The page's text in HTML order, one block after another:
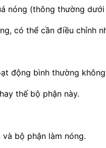
nóng (thông thường dưới
có thể cần điều chỉnh
động bình thường
thế bộ phận này.
bộ phận làm nóng.